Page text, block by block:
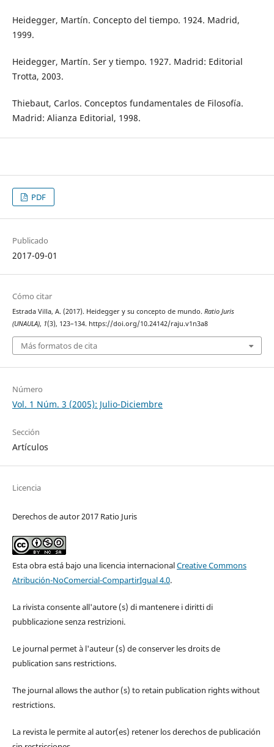
Heidegger, Martín. Concepto del tiempo. 1924. Madrid,
1999.
Heidegger, Martín. Ser y tiempo. 1927. Madrid: Editorial
Trotta, 2003.
Thiebaut, Carlos. Conceptos fundamentales de Filosofía.
Madrid: Alianza Editorial, 1998.
PDF
Publicado
2017-09-01
Cómo citar
Estrada Villa, A. (2017). Heidegger y su concepto de mundo. Ratio Juris
(UNAULA), 1(3), 123–134. https://doi.org/10.24142/raju.v1n3a8
Más formatos de cita
Número
Vol. 1 Núm. 3 (2005): Julio-Diciembre
Sección
Artículos
Licencia
Derechos de autor 2017 Ratio Juris
Esta obra está bajo una licencia internacionalCreative Commons
Atribución-NoComercial-CompartirIgual 4.0.
La rivista consente all'autore (s) di mantenere i diritti di
pubblicazione senza restrizioni.
Le journal permet à l'auteur (s) de conserver les droits de
publication sans restrictions.
The journal allows the author (s) to retain publication rights without
restrictions.
La revista le permite al autor(es) retener los derechos de publicación